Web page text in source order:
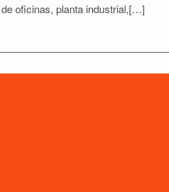
oficinas, planta industrial,[…]